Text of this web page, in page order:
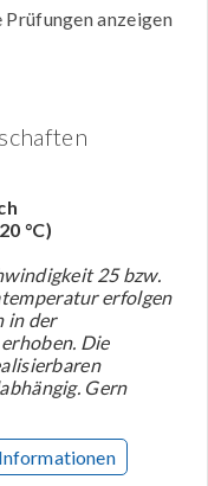
anzeigen
°C)
25 bzw.
erfolgen
in der
Die
Gern